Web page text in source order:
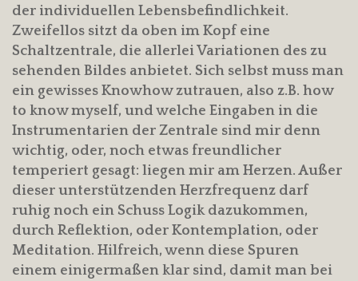
der individuellen Lebensbefindlichkeit.
Zweifellos sitzt da oben im Kopf eine
Schaltzentrale, die allerlei Variationen des zu
sehenden Bildes anbietet. Sich selbst muss man
ein gewisses Knowhow zutrauen, also z.B. how
to know myself, und welche Eingaben in die
Instrumentarien der Zentrale sind mir denn
wichtig, oder, noch etwas freundlicher
temperiert gesagt: liegen mir am Herzen. Außer
dieser unterstützenden Herzfrequenz darf
ruhig noch ein Schuss Logik dazukommen,
durch Reflektion, oder Kontemplation, oder
Meditation. Hilfreich, wenn diese Spuren
einem einigermaßen klar sind, damit man bei